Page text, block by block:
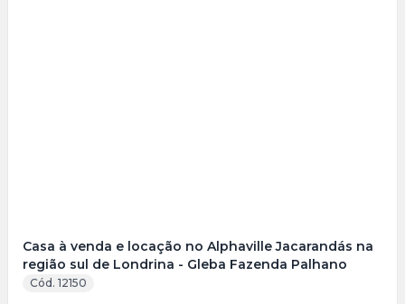
Casa à venda e locação no Alphaville Jacarandás na
região sul de Londrina - Gleba Fazenda Palhano
Cód. 12150